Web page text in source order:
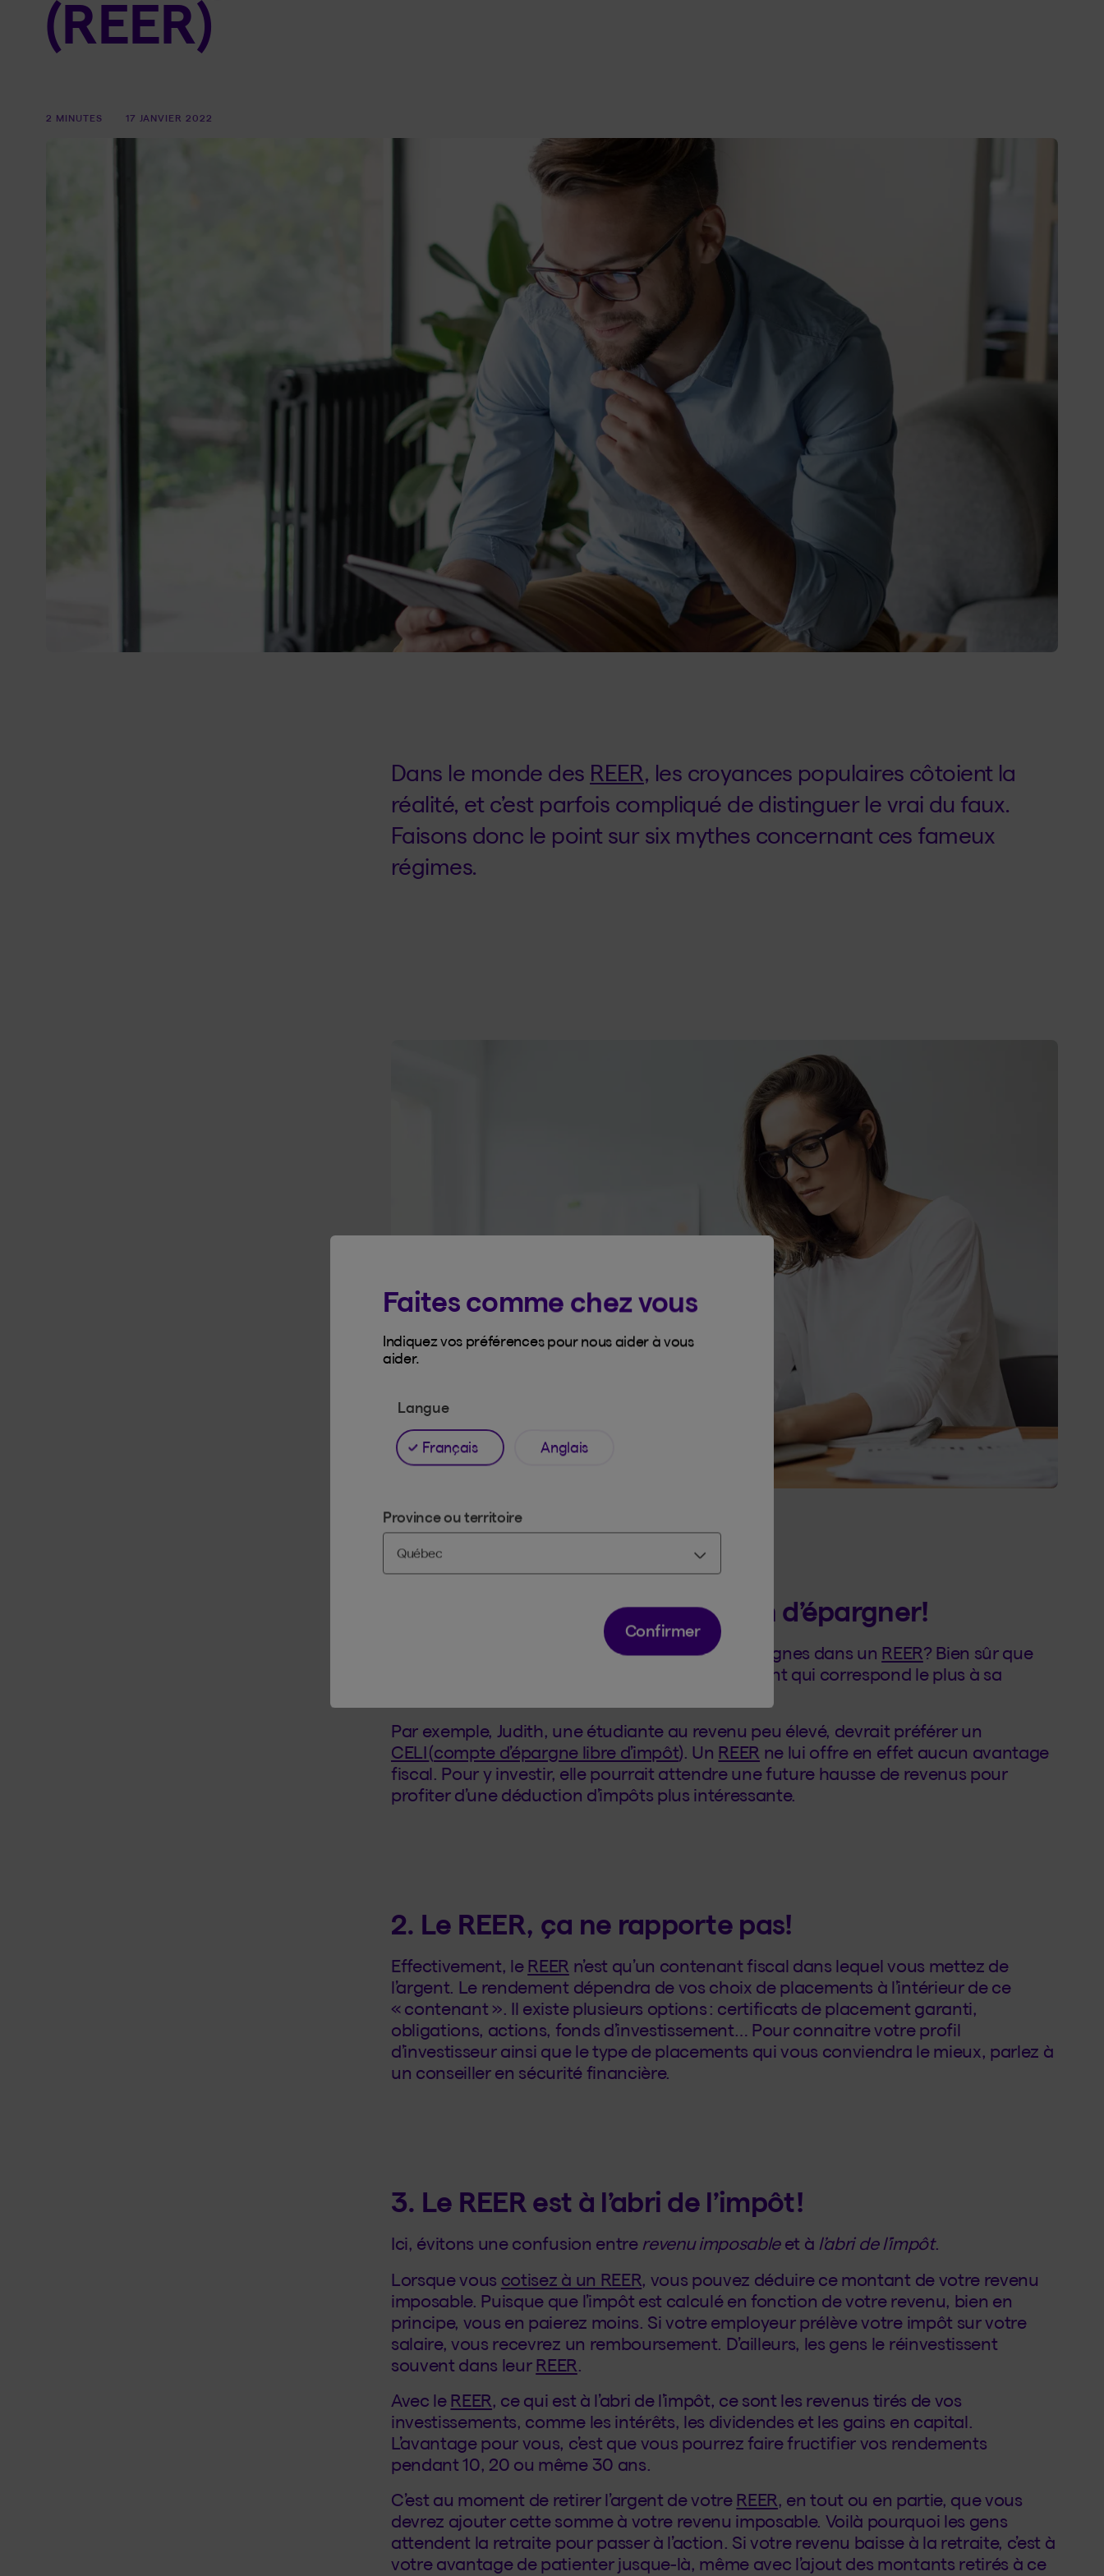
(REER)
2 MINUTES 17 JANVIER 2022
Dans le monde des REER, les croyances populaires côtoient la
réalité, et c’est parfois compliqué de distinguer le vrai du faux.
Faisons donc le point sur six mythes concernant ces fameux
régimes.
1. Le REER, c’est la seule façon d’épargner!
Est-ce absolument nécessaire d’investir ses épargnes dans un REER? Bien sûr que
non. Mieux vaut choisir le produit d’investissement qui correspond le plus à sa
Par exemple, Judith, une étudiante au revenu peu élevé, devrait préférer un
CELI(compte d’épargne libre d’impôt). Un REER ne lui offre en effet aucun avantage
fiscal. Pour y investir, elle pourrait attendre une future hausse de revenus pour
profiter d’une déduction d’impôts plus intéressante.
2. Le REER, ça ne rapporte pas!
Effectivement, le REER n’est qu’un contenant fiscal dans lequel vous mettez de
l’argent. Le rendement dépendra de vos choix de placements à l’intérieur de ce
« contenant ». Il existe plusieurs options : certificats de placement garanti,
obligations, actions, fonds d’investissement… Pour connaitre votre profil
d’investisseur ainsi que le type de placements qui vous conviendra le mieux, parlez à
un conseiller en sécurité financière.
3. Le REER est à l’abri de l’impôt!
Ici, évitons une confusion entre revenu imposableet à l’abri de l’impôt.
Lorsque vous cotisez à un REER, vous pouvez déduire ce montant de votre revenu
imposable. Puisque que l’impôt est calculé en fonction de votre revenu, bien en
principe, vous en paierez moins. Si votre employeur prélève votre impôt sur votre
salaire, vous recevrez un remboursement. D’ailleurs, les gens le réinvestissent
souvent dans leur REER
Avec le REER, ce qui est à l’abri de l’impôt, ce sont les revenus tirés de vos
investissements, comme les intérêts, les dividendes et les gains en capital.
L’avantage pour vous, c’est que vous pourrez faire fructifier vos rendements
pendant 10, 20 ou même 30 ans.
C’est au moment de retirer l’argent de votre REER, en tout ou en partie, que vous
devrez ajouter cette somme à votre revenu imposable. Voilà pourquoi les gens
attendent la retraite pour passer à l’action. Si votre revenu baisse à la retraite, c’est à
votre avantage de patienter jusque-là, même avec l’ajout des montants retirés à ce
Faites comme chez vous
Indiquez vos préférences pour nous aider à vous
aider.
Langue
Français Anglais
Province ou territoire
Confirmer